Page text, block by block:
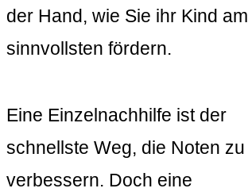
der Hand, wie Sie ihr Kind am
sinnvollsten fördern.
Eine Einzelnachhilfe ist der
schnellste Weg, die Noten zu
verbessern. Doch eine